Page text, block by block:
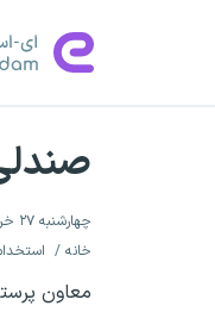
چهارشنبه ۲۷ خرداد ۱۴۰۵
خانه